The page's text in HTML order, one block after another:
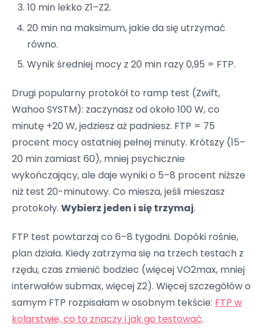
10 min lekko Z1–Z2.
20 min na maksimum, jakie da się utrzymać
równo.
Wynik średniej mocy z 20 min razy 0,95 = FTP.
Drugi popularny protokół to ramp test (Zwift,
Wahoo SYSTM): zaczynasz od około 100 W, co
minutę +20 W, jedziesz aż padniesz. FTP = 75
procent mocy ostatniej pełnej minuty. Krótszy (15–
20 min zamiast 60), mniej psychicznie
wykończający, ale daje wyniki o 5–8 procent niższe
niż test 20-minutowy. Co miesza, jeśli mieszasz
protokoły. Wybierz jeden i się trzymaj.
FTP test powtarzaj co 6–8 tygodni. Dopóki rośnie,
plan działa. Kiedy zatrzyma się na trzech testach z
rzędu, czas zmienić bodziec (więcej VO2max, mniej
interwałów submax, więcej Z2). Więcej szczegółów o
samym FTP rozpisałam w osobnym tekście: FTP w
kolarstwie, co to znaczy i jak go testować.